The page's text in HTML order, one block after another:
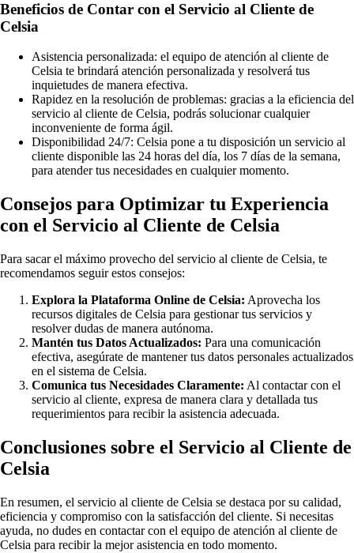
Beneficios de Contar con el Servicio al Cliente de
Celsia
Asistencia personalizada: el equipo de atención al cliente de
Celsia te brindará atención personalizada y resolverá tus
inquietudes de manera efectiva.
Rapidez en la resolución de problemas: gracias a la eficiencia del
servicio al cliente de Celsia, podrás solucionar cualquier
inconveniente de forma ágil.
Disponibilidad 24/7: Celsia pone a tu disposición un servicio al
cliente disponible las 24 horas del día, los 7 días de la semana,
para atender tus necesidades en cualquier momento.
Consejos para Optimizar tu Experiencia
con el Servicio al Cliente de Celsia
Para sacar el máximo provecho del servicio al cliente de Celsia, te
recomendamos seguir estos consejos:
Explora la Plataforma Online de Celsia: Aprovecha los
recursos digitales de Celsia para gestionar tus servicios y
resolver dudas de manera autónoma.
Mantén tus Datos Actualizados: Para una comunicación
efectiva, asegúrate de mantener tus datos personales actualizados
en el sistema de Celsia.
Comunica tus Necesidades Claramente: Al contactar con el
servicio al cliente, expresa de manera clara y detallada tus
requerimientos para recibir la asistencia adecuada.
Conclusiones sobre el Servicio al Cliente de
Celsia
En resumen, el servicio al cliente de Celsia se destaca por su calidad,
eficiencia y compromiso con la satisfacción del cliente. Si necesitas
ayuda, no dudes en contactar con el equipo de atención al cliente de
Celsia para recibir la mejor asistencia en todo momento.